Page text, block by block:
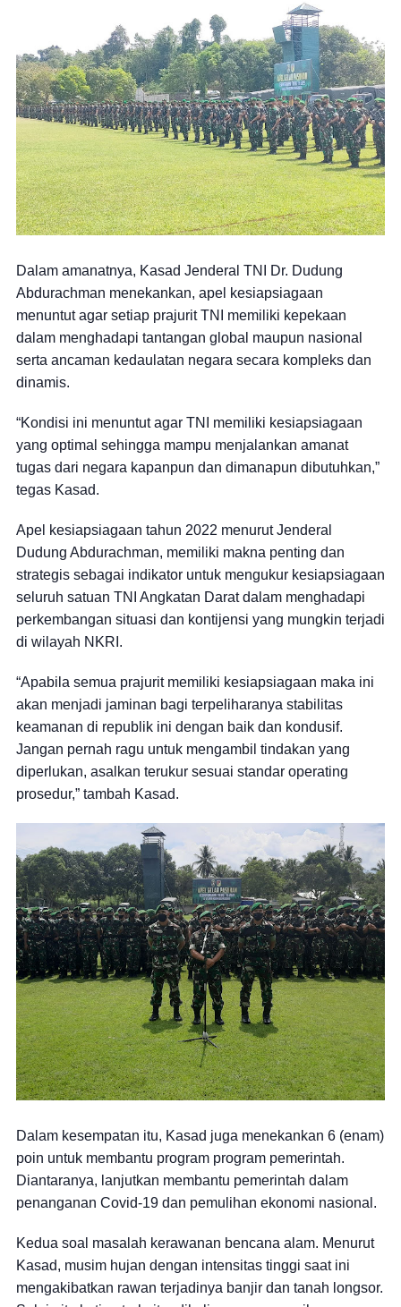
Dalam amanatnya, Kasad Jenderal TNI Dr. Dudung
Abdurachman menekankan, apel kesiapsiagaan
menuntut agar setiap prajurit TNI memiliki kepekaan
dalam menghadapi tantangan global maupun nasional
serta ancaman kedaulatan negara secara kompleks dan
dinamis.
“Kondisi ini menuntut agar TNI memiliki kesiapsiagaan
yang optimal sehingga mampu menjalankan amanat
tugas dari negara kapanpun dan dimanapun dibutuhkan,”
tegas Kasad.
Apel kesiapsiagaan tahun 2022 menurut Jenderal
Dudung Abdurachman, memiliki makna penting dan
strategis sebagai indikator untuk mengukur kesiapsiagaan
seluruh satuan TNI Angkatan Darat dalam menghadapi
perkembangan situasi dan kontijensi yang mungkin terjadi
di wilayah NKRI.
“Apabila semua prajurit memiliki kesiapsiagaan maka ini
akan menjadi jaminan bagi terpeliharanya stabilitas
keamanan di republik ini dengan baik dan kondusif.
Jangan pernah ragu untuk mengambil tindakan yang
diperlukan, asalkan terukur sesuai standar operating
prosedur,” tambah Kasad.
Dalam kesempatan itu, Kasad juga menekankan 6 (enam)
poin untuk membantu program program pemerintah.
Diantaranya, lanjutkan membantu pemerintah dalam
penanganan Covid-19 dan pemulihan ekonomi nasional.
Kedua soal masalah kerawanan bencana alam. Menurut
Kasad, musim hujan dengan intensitas tinggi saat ini
mengakibatkan rawan terjadinya banjir dan tanah longsor.